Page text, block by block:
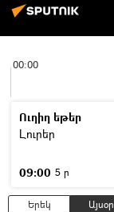
00:00
Ուղիղ եթեր
Լուրեր
09:00 5 ր
Երեկ Այսօր